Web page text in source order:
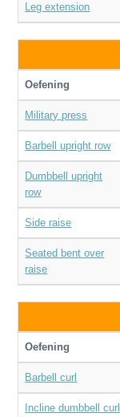
Leg extension
Oefening
Military press
Barbell upright row
Dumbbell upright
row
Side raise
Seated bent over
raise
Oefening
Barbell curl
Incline dumbbell curl